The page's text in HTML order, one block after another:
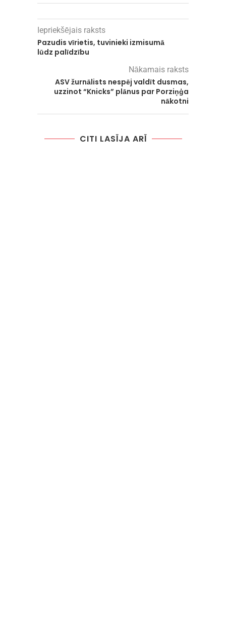
Iepriekšējais raksts
Pazudis vīrietis, tuvinieki izmisumā
lūdz palīdzību
Nākamais raksts
ASV žurnālists nespēj valdīt dusmas,
uzzinot “Knicks” plānus par Porziņģa
nākotni
CITI LASĪJA ARĪ